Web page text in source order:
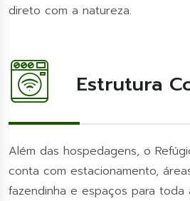
direto com a natureza.
Estrutura
Além das hospedagens, o
conta com estacionamento,
fazendinha e espaços para toda